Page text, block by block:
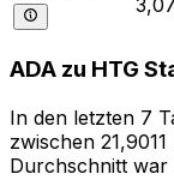
ADA zu HTG
In den letzten 7
zwischen
Durchschnitt war